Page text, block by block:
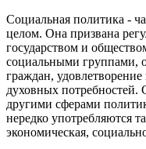
Социальная политика -
целом. Она призвана
государством и
социальными группами,
граждан,
духовных потребностей.
другими сферами
нередко употребляются
экономическая,